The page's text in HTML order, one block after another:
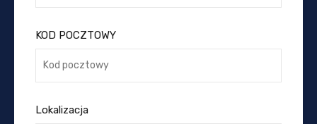
KOD POCZTOWY
Lokalizacja